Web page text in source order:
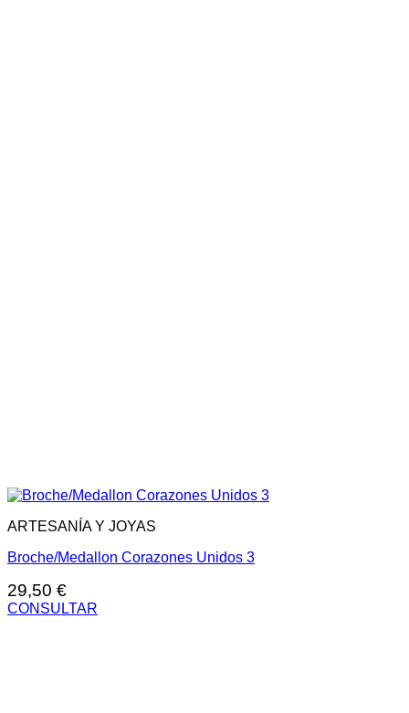
ARTESANÍA Y JOYAS
Broche/Medallon Corazones Unidos 3
29,50 €
CONSULTAR